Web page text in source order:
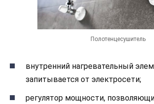
Полотенцесушитель
внутренний нагревательный
запитывается от электросети;
регулятор мощности,